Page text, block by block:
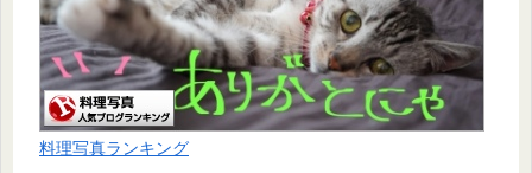
料理写真ランキング